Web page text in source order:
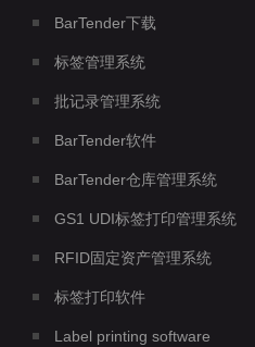
BarTender下载
标签管理系统
批记录管理系统
BarTender软件
BarTender仓库管理系统
GS1 UDI标签打印管理系统
RFID固定资产管理系统
标签打印软件
Label printing software